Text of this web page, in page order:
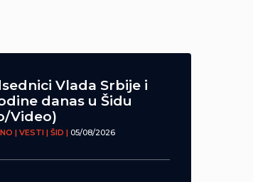
Vlada Srbije i
danas u Šidu
Video)
| VESTI | ŠID | 05/08/2026